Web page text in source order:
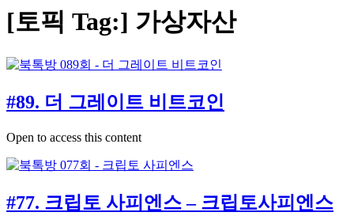
[토픽 Tag:] 가상자산
#89. 더 그레이트 비트코인
Open to access this content
#77. 크립토 사피엔스 – 크립토사피엔스